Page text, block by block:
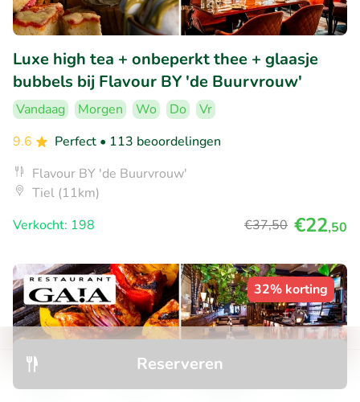
Reserveren
Luxe high tea + onbeperkt thee + glaasje
bubbels bij Flavour BY 'de Buurvrouw'
Vandaag Morgen Wo Do
Vr
9.6
Perfect • 113 beoordelingen
Flavour BY 'de Buurvrouw'
Tiel (11km)
Verkocht: 198
€37,50 €22,50
32% korting